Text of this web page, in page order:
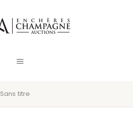
Sans titre